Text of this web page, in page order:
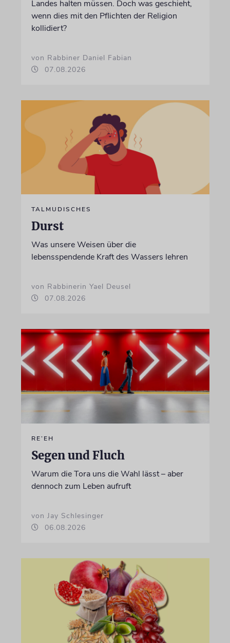
Landes halten müssen. Doch was geschieht,
wenn dies mit den Pflichten der Religion
kollidiert?
von Rabbiner Daniel Fabian
07.08.2026
TALMUDISCHES
Durst
Was unsere Weisen über die
lebensspendende Kraft des Wassers lehren
von Rabbinerin Yael Deusel
07.08.2026
RE’EH
Segen und Fluch
Warum die Tora uns die Wahl lässt – aber
dennoch zum Leben aufruft
von Jay Schlesinger
06.08.2026